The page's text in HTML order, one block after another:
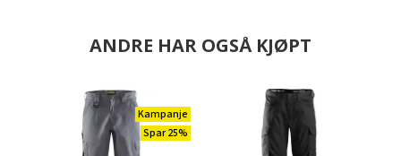
ANDRE HAR OGSÅ KJØPT
Kampanje
Spar 25%